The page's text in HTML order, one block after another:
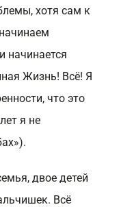
хотя сам к
начинается
Жизнь! Всё! Я
что это
я не
двое детей
Всё